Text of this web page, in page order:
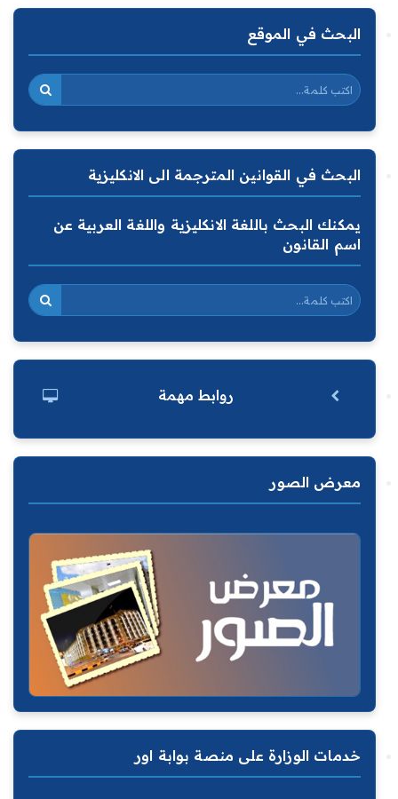
البحث في الموقع
البحث في القوانين المترجمة الى الانكليزية
يمكنك البحث باللغة الانكليزية واللغة العربية عن
اسم القانون
روابط مهمة
معرض الصور
خدمات الوزارة على منصة بوابة اور